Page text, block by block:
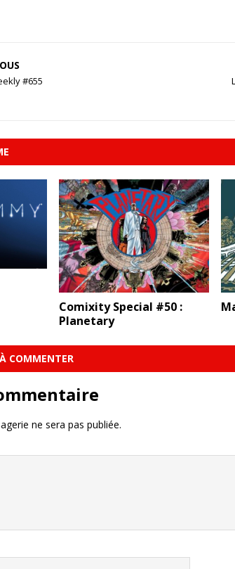
#655
Comixity Special #50 :
Planetary
COMMENTER
ne sera pas publiée.